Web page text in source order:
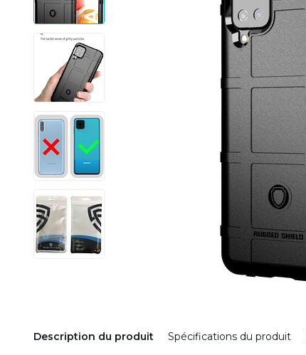
Description du produit Spécifications du produit